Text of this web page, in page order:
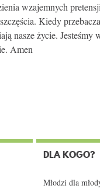
wzajemnych
Kiedy
nasze życie.
Amen
DLA KOGO?
Młodzi dla